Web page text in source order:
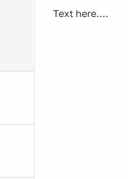
Text here....